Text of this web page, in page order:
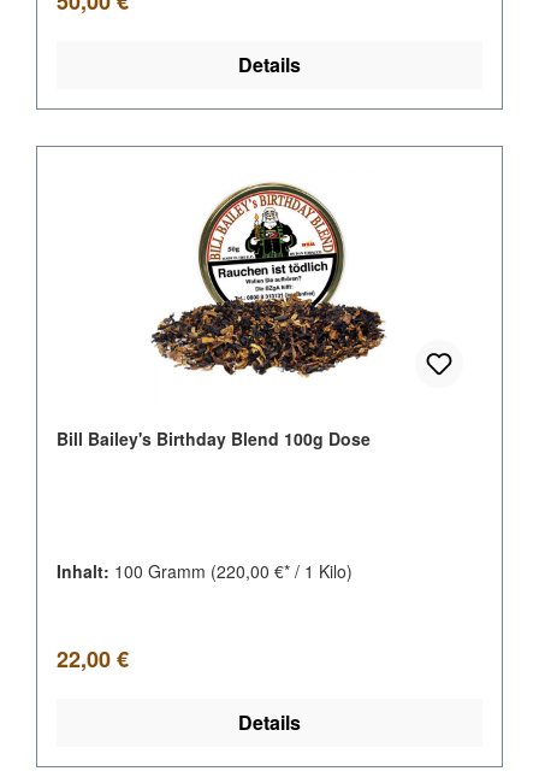
Details
Bill Bailey's Birthday Blend 100g Dose
Inhalt: 100 Gramm (220,00 €* / 1 Kilo)
Regulärer Preis:
22,00 €
Details